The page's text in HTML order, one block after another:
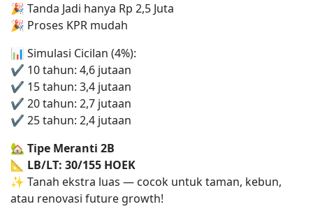
🎉 Tanda Jadi hanya Rp 2,5 Juta
🎉 Proses KPR mudah
📊 Simulasi Cicilan (4%):
✔ 10 tahun: 4,6 jutaan
✔ 15 tahun: 3,4 jutaan
✔ 20 tahun: 2,7 jutaan
✔ 25 tahun: 2,4 jutaan
🏡 Tipe Meranti 2B
📐 LB/LT: 30/155 HOEK
✨ Tanah ekstra luas — cocok untuk taman, kebun,
atau renovasi future growth!